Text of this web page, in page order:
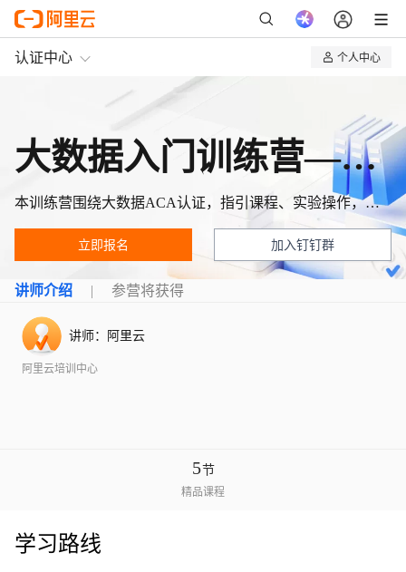
认证中心
个人中心
我的课程
大数据入门训练营—快速读懂数据架构
本训练营围绕大数据ACA认证，指引课程、实验操作，帮助从零开始建立完整的大数据知识体系！
立即报名 加入钉钉群
讲师介绍 参营将获得
讲师： 阿里云
阿里云培训中心
5节
精品课程
学习路线